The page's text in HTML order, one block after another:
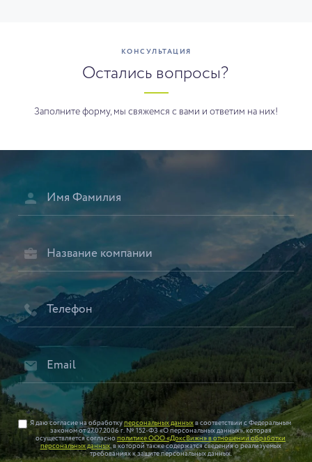
КОНСУЛЬТАЦИЯ
Остались вопросы?
Заполните форму, мы свяжемся с вами и ответим на них!
Я даю согласие на обработкуперсональных данных в соответствии с Федеральным
законом от 27.07.2006 г. № 152-ФЗ «О персональных данных», которая
осуществляется согласно политике ООО «ДоксВижн» в отношении обработки
персональных данных, в которой также содержатся сведения о реализуемых
требованиях к защите персональных данных.